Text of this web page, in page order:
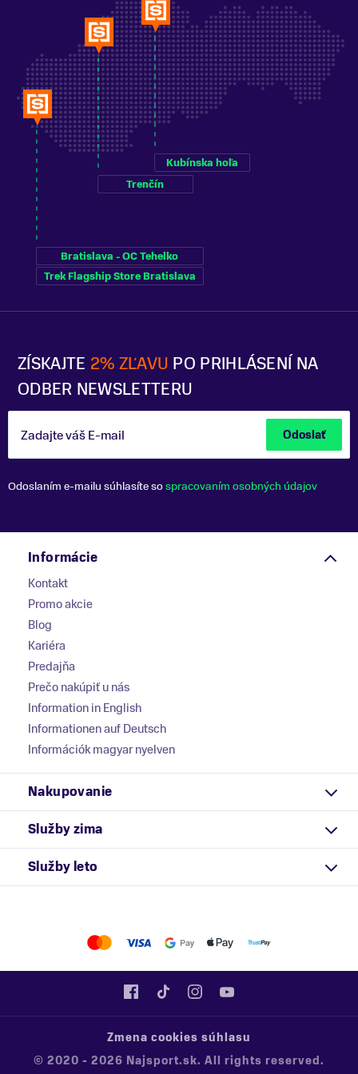
ZÍSKAJTE 2% ZĽAVU PO PRIHLÁSENÍ NA
ODBER NEWSLETTERU
Zadajte váš E-mail Odoslať
Odoslaním e-mailu súhlasíte sospracovaním osobných údajov
Bratislava - OC Tehelko
Trek Flagship Store Bratislava
Trenčín
Kubínska hoľa
Informácie
Kontakt
Promo akcie
Blog
Kariéra
Predajňa
Prečo nakúpiť u nás
Information in English
Informationen auf Deutsch
Információk magyar nyelven
Nakupovanie
Služby zima
Služby leto
© 2020 - 2026 Najsport.sk. All rights reserved.
Zmena cookies súhlasu